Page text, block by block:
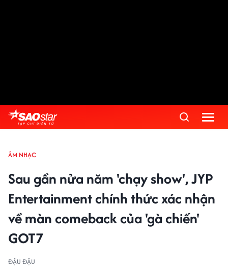
ÂM NHẠC
Sau gần nửa năm 'chạy show', JYP
Entertainment chính thức xác nhận
về màn comeback của 'gà chiến'
GOT7
ĐẬU ĐẬU